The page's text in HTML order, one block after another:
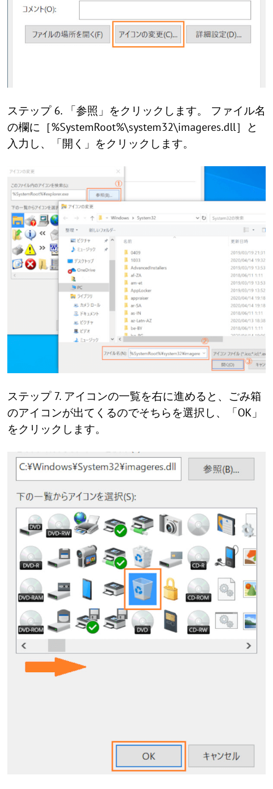
ステップ 6. 「参照」をクリックします。 ファイル名
の欄に［%SystemRoot%\system32\imageres.dll］と
入力し、「開く」をクリックします。
ステップ 7. アイコンの一覧を右に進めると、ごみ箱
のアイコンが出てくるのでそちらを選択し、「OK」
をクリックします。